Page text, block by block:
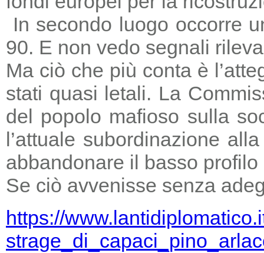
In secondo luogo occorre
90. E non vedo segnali
Ma ciò che più conta è
stati quasi letali. La
del popolo mafioso sulla
l’attuale subordinazione
abbandonare il basso
Se ciò avvenisse senza
https://